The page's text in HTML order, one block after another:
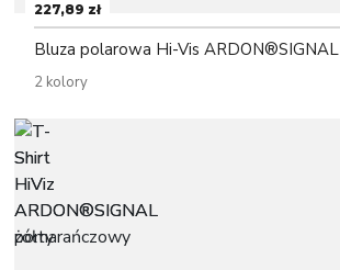
227,89 zł
Bluza polarowa Hi-Vis ARDON®SIGNAL
2 kolory